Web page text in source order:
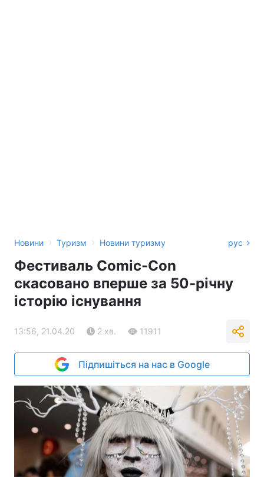
Новини › Туризм › Новини туризму рус
Фестиваль Comic-Con
скасовано вперше за 50-річну
історію існування
13:56, 21.04.20 2 хв. 11911
Підпишіться на нас в Google